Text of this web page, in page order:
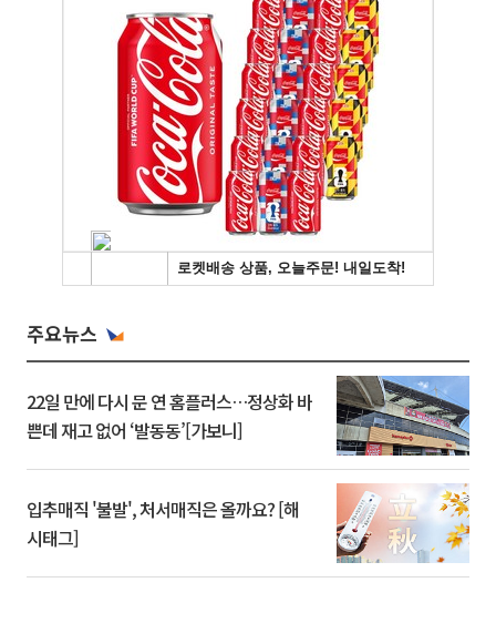
주요뉴스
22일 만에 다시 문 연 홈플러스…정상화 바
쁜데 재고 없어 ‘발동동’[가보니]
입추매직 '불발', 처서매직은 올까요? [해
시태그]